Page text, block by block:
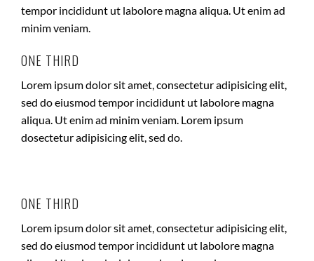
tempor incididunt ut labolore magna aliqua. Ut enim ad
minim veniam.
ONE THIRD
Lorem ipsum dolor sit amet, consectetur adipisicing elit,
sed do eiusmod tempor incididunt ut labolore magna
aliqua. Ut enim ad minim veniam. Lorem ipsum
dosectetur adipisicing elit, sed do.
ONE THIRD
Lorem ipsum dolor sit amet, consectetur adipisicing elit,
sed do eiusmod tempor incididunt ut labolore magna